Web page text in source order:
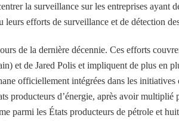
la surveillance sur les entreprises ayant
efforts de surveillance et de détection
de la dernière décennie. Ces efforts
et de Jared Polis et impliquent de plus en
officiellement intégrées dans les initiatives
producteurs d’énergie, après avoir multiplié
parmi les États producteurs de pétrole et